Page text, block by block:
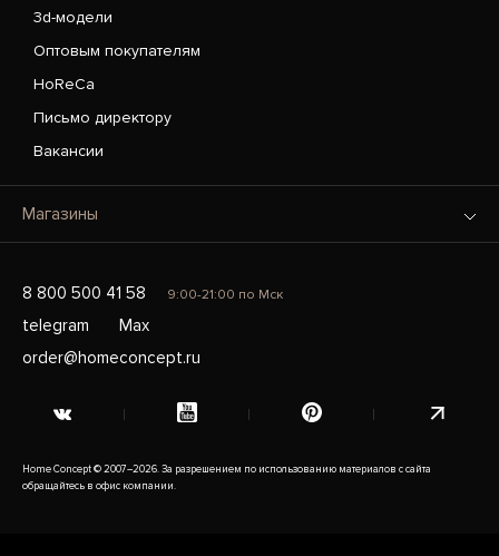
3d-модели
Оптовым покупателям
HoReCa
Письмо директору
Вакансии
Магазины
8 800 500 41 58 9:00-21:00 по Мск
telegram
Max
order@homeconcept.ru
Home Concept © 2007–2026. За разрешением по использованию материалов с сайта
обращайтесь в офис компании.